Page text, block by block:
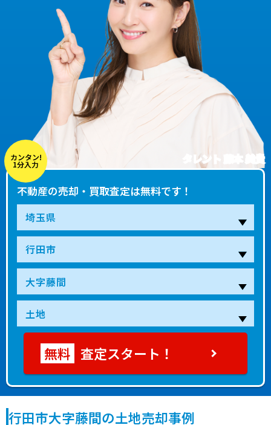
タレント 藤本 美貴
カンタン!
1分入力
不動産の売却・買取査定は無料です！
査定スタート！
行田市大字藤間の土地売却事例